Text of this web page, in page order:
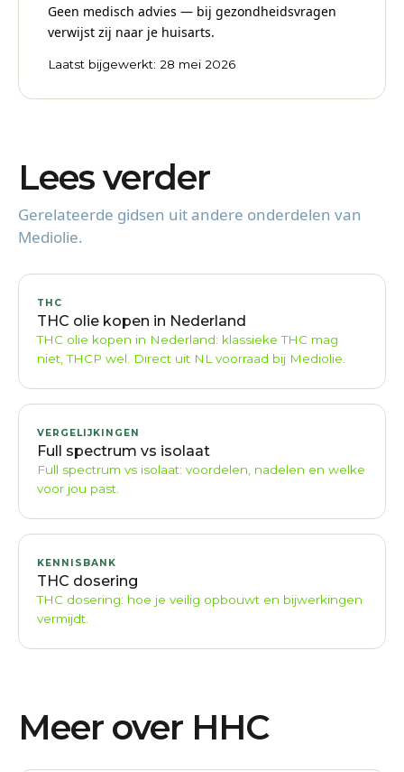
Geen medisch advies — bij gezondheidsvragen
verwijst zij naar je huisarts.
Laatst bijgewerkt: 28 mei 2026
Lees verder
Gerelateerde gidsen uit andere onderdelen van
Mediolie.
THC
THC olie kopen in Nederland
THC olie kopen in Nederland: klassieke THC mag
niet, THCP wel. Direct uit NL voorraad bij Mediolie.
VERGELIJKINGEN
Full spectrum vs isolaat
Full spectrum vs isolaat: voordelen, nadelen en welke
voor jou past.
KENNISBANK
THC dosering
THC dosering: hoe je veilig opbouwt en bijwerkingen
vermijdt.
Meer over HHC